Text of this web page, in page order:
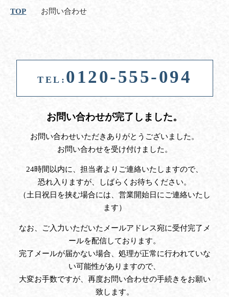
TOP お問い合わせ
TEL: 0120-555-094
お問い合わせが完了しました。
お問い合わせいただきありがとうございました。
お問い合わせを受け付けました。
24時間以内に、担当者よりご連絡いたしますので、
恐れ入りますが、しばらくお待ちください。
（土日祝日を挟む場合には、営業開始日にご連絡いたし
ます）
なお、ご入力いただいたメールアドレス宛に受付完了メ
ールを配信しております。
完了メールが届かない場合、処理が正常に行われていな
い可能性がありますので、
大変お手数ですが、再度お問い合わせの手続きをお願い
致します。